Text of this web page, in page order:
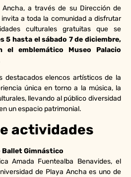
Ancha, a través de su Dirección de
a toda la comunidad a disfrutar
culturales gratuitas que se
5 hasta el sábado 7 de diciembre,
emblemático Museo Palacio
destacados elencos artísticos de la
única en torno a la música, la
llevando al público diversidad
un espacio patrimonial.
actividades
Ballet Gimnástico
Amada Fuentealba Benavides, el
de Playa Ancha es uno de